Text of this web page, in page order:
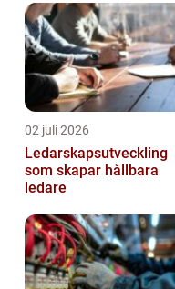
02 juli 2026
Ledarskapsutveckling
som skapar hållbara
ledare